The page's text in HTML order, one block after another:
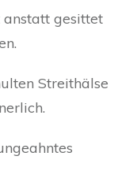
gesittet
Streithälse